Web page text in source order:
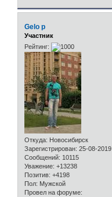
Gelo p
Участник
Рейтинг:
Откуда: Новосибирск
Зарегистрирован: 25-08-2019
Сообщений: 10115
Уважение: +13238
Позитив: +4198
Пол: Мужской
Провел на форуме: